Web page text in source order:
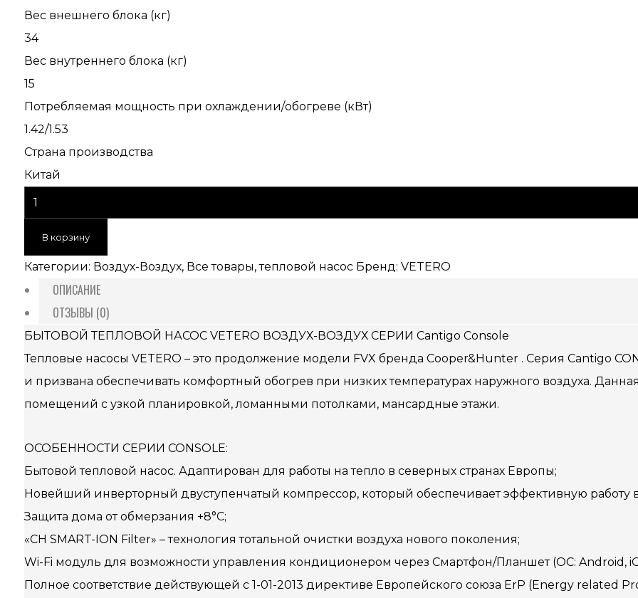
Вес внешнего блока (кг)
34
Вес внутреннего блока (кг)
15
Потребляемая мощность при охлаждении/обогреве (кВт)
1.42/1.53
Страна производства
Китай
В корзину
Категории: Воздух-Воздух, Все товары,тепловой насос Бренд: VETERO
ОПИСАНИЕ
ОТЗЫВЫ (0)
БЫТОВОЙ ТЕПЛОВОЙ НАСОС VETERO ВОЗДУХ-ВОЗДУХ СЕРИИ Cantigo Console
Тепловые насосы VETERO – это продолжение модели FVX бренда Cooper&Hunter . Серия Cantigo
и призвана обеспечивать комфортный обогрев при низких температурах наружного воздуха.
помещений с узкой планировкой, ломанными потолками, мансардные этажи.
ОСОБЕННОСТИ СЕРИИ CONSOLE:
Бытовой тепловой насос. Адаптирован для работы на тепло в северных странах Европы;
Новейший инверторный двуступенчатый компрессор, который обеспечивает эффективную работу в
Защита дома от обмерзания +8°C;
«CH SMART-ION Filter» – технология тотальной очистки воздуха нового поколения;
Wi-Fi модуль для возможности управления кондиционером через Смартфон/Планшет (ОС: Android,
Полное соответствие действующей c 1-01-2013 директиве Европейского союза ErP (Energy related